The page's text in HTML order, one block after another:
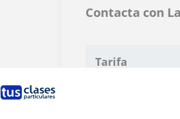
Contacta con
Tarifa